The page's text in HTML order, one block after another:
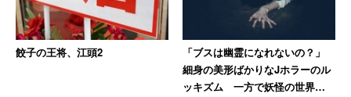
餃子の王将、江頭2
「ブスは幽霊になれないの？」
細身の美形ばかりなJホラーのル
ッキズム 一方で妖怪の世界で